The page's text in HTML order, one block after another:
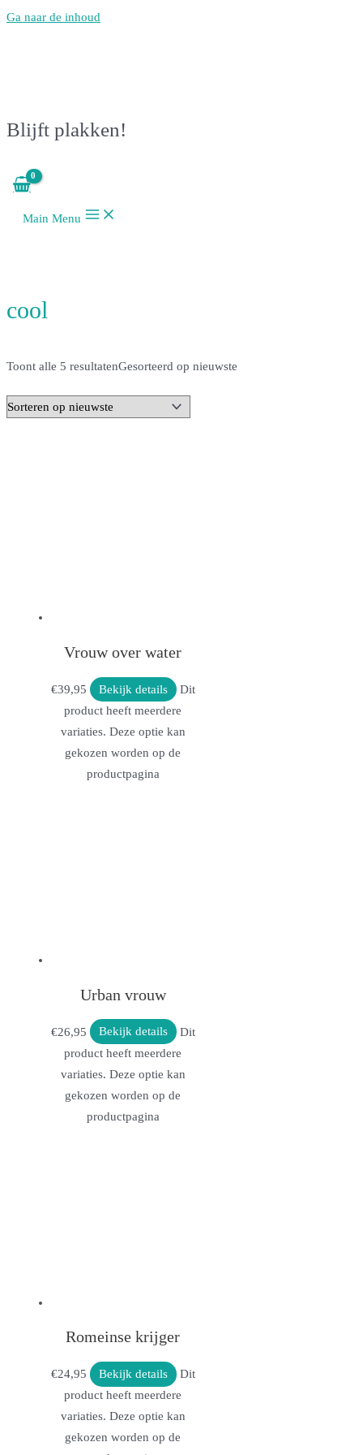
Ga naar de inhoud
Blijft plakken!
Main Menu
cool
Toont alle 5 resultatenGesorteerd op nieuwste
Vrouw over water
€39,95 Bekijk details
Dit
product heeft meerdere
variaties. Deze optie kan
gekozen worden op de
productpagina
Urban vrouw
€26,95 Bekijk details
Dit
product heeft meerdere
variaties. Deze optie kan
gekozen worden op de
productpagina
Romeinse krijger
€24,95 Bekijk details
Dit
product heeft meerdere
variaties. Deze optie kan
gekozen worden op de